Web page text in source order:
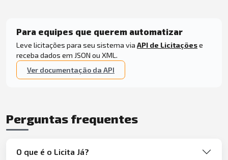
Para equipes que querem automatizar
Leve licitações para seu sistema via API de Licitaçõese
receba dados em JSON ou XML.
Ver documentação da API
Perguntas frequentes
O que é o Licita Já?